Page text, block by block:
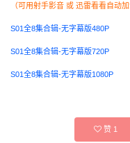
（可用射手影音 或 迅雷看看自动
S01全8集合辑-无字幕版480P
S01全8集合辑-无字幕版720P
S01全8集合辑-无字幕版1080P
赞1